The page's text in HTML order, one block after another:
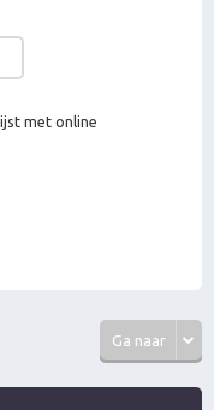
met online
Ga naar